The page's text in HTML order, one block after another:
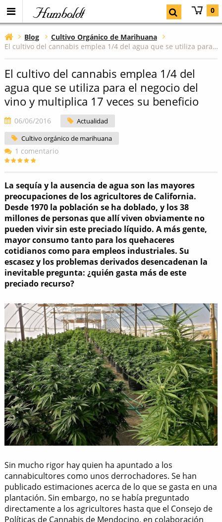
Humboldt 0
Blog
Cultivo Orgánico de Marihuana
El cultivo del cannabis emplea 1/4 del agua que se utiliza para el negocio del vino y multiplica 17 veces su beneficio
El cultivo del cannabis emplea 1/4 del
agua que se utiliza para el negocio del
vino y multiplica 17 veces su beneficio
06/06/2016
Actualidad
Cultivo orgánico de marihuana
1 comentario
La sequía y la ausencia de agua son las mayores
preocupaciones de los agricultores de California.
Desde 1970 la población se ha doblado, y los 38
millones de personas que allí viven obviamente no
pueden vivir sin este preciado líquido. A más gente,
mayor consumo tanto para los quehaceres
cotidianos como para empleos industriales. Su
escasez y los problemas derivados desencadenan la
inevitable pregunta: ¿quién gasta más de este
preciado recurso?
Sin mucho rigor hay quien ha apuntado a los
cannabicultores como unos derrochadores. Se han
publicado estimaciones acerca de lo que se gasta en una
plantación. Sin embargo, no se había preguntado
directamente a los agricultores hasta que el Consejo de
Políticas de Cannabis de Mendocino, en colaboración